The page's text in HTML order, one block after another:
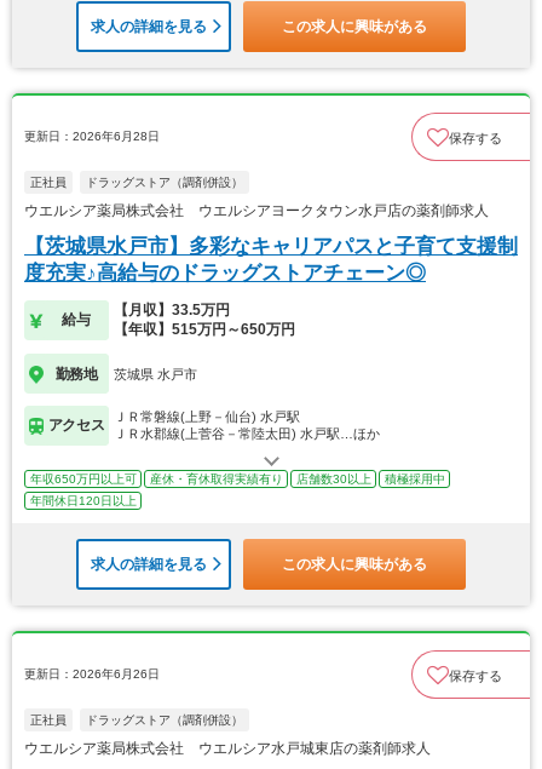
求人の詳細を見る この求人に興味がある
更新日：2026年6月28日 保存する
正社員 ドラッグストア（調剤併設）
ウエルシア薬局株式会社 ウエルシアヨークタウン水戸店の薬剤師求人
【茨城県水戸市】多彩なキャリアパスと子育て支援制
度充実♪高給与のドラッグストアチェーン◎
給与
【月収】33.5万円
【年収】515万円～650万円
勤務地 茨城県 水戸市
アクセス
ＪＲ常磐線(上野－仙台) 水戸駅
ＪＲ水郡線(上菅谷－常陸太田) 水戸駅…ほか
年収650万円以上可 産休・育休取得実績有り 店舗数30以上
積極採用中
年間休日120日以上
求人の詳細を見る この求人に興味がある
更新日：2026年6月26日 保存する
正社員 ドラッグストア（調剤併設）
ウエルシア薬局株式会社 ウエルシア水戸城東店の薬剤師求人